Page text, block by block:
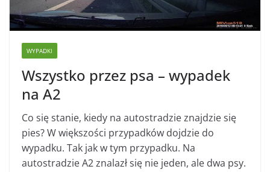
WYPADKI
Wszystko przez psa – wypadek
na A2
Co się stanie, kiedy na autostradzie znajdzie się
pies? W większości przypadków dojdzie do
wypadku. Tak jak w tym przypadku. Na
autostradzie A2 znalazł się nie jeden, ale dwa psy.